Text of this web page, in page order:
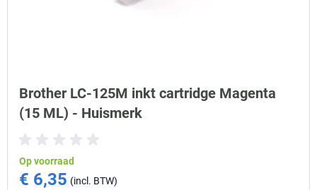
Brother LC-125M inkt cartridge Magenta
(15 ML) - Huismerk
Op voorraad
€ 6,35